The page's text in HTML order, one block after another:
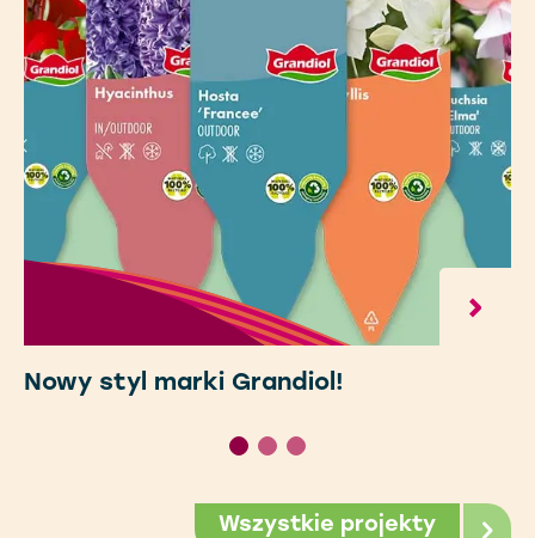
Nowy styl marki Grandiol!
Wszystkie projekty